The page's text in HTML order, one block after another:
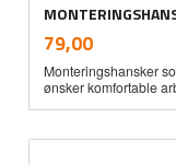
Pris
79,00mva.
Monteringshansker
ønsker komfortable